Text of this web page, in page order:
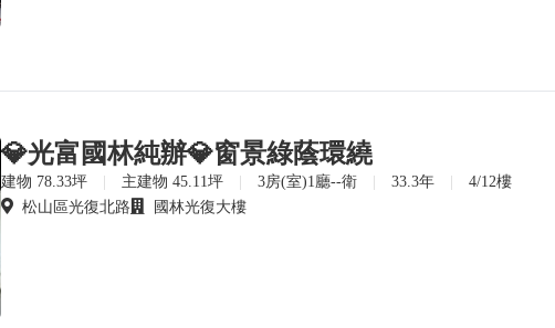
💎光富國林純辦💎窗景綠蔭環繞
建物 78.33坪 主建物 45.11坪 3房(室)1廳--衛 33.3年 4/12樓
松山區光復北路 國林光復大樓